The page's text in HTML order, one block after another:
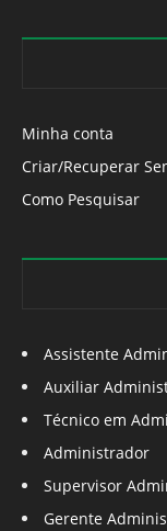
Minha conta
Criar/Recuperar
Como Pesquisar
Assistente
Auxiliar
Técnico em
Administrador
Supervisor
Gerente